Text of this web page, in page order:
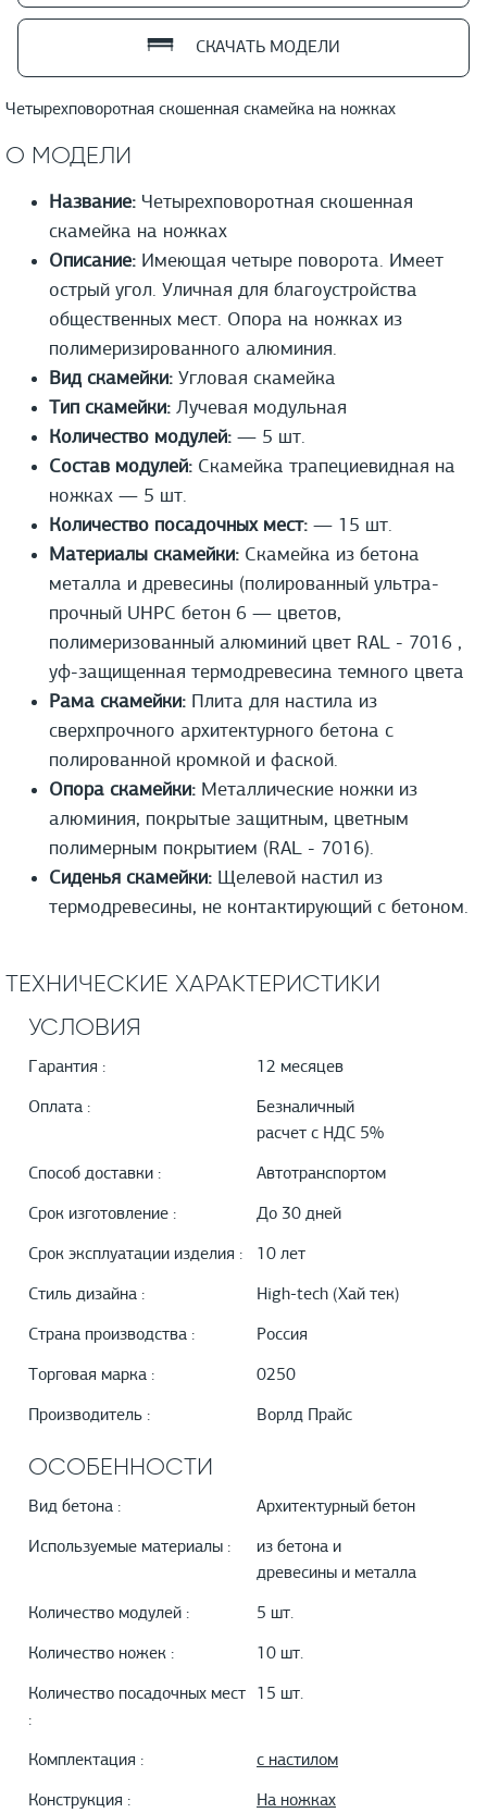
Четырехповоротная скошенная скамейка на ножках
СКАЧАТЬ МОДЕЛИ
О МОДЕЛИ
Название: Четырехповоротная скошенная
скамейка на ножках
Описание: Имеющая четыре поворота. Имеет
острый угол. Уличная для благоустройства
общественных мест. Опора на ножках из
полимеризированного алюминия.
Вид скамейки: Угловая скамейка
Тип скамейки: Лучевая модульная
Количество модулей: — 5 шт.
Состав модулей: Скамейка трапециевидная на
ножках — 5 шт.
Количество посадочных мест: — 15 шт.
Материалы скамейки: Скамейка из бетона
металла и древесины (полированный ультра-
прочный UHPС бетон 6 — цветов,
полимеризованный алюминий цвет RAL - 7016 ,
уф-защищенная термодревесина темного цвета
Рама скамейки: Плита для настила из
сверхпрочного архитектурного бетона с
полированной кромкой и фаской.
Опора скамейки: Металлические ножки из
алюминия, покрытые защитным, цветным
полимерным покрытием (RAL - 7016).
Сиденья скамейки: Щелевой настил из
термодревесины, не контактирующий с бетоном.
ТЕХНИЧЕСКИЕ ХАРАКТЕРИСТИКИ
УСЛОВИЯ
Гарантия : 12 месяцев
Оплата :
Безналичный
расчет с НДС 5%
Способ доставки : Автотранспортом
Срок изготовление : До 30 дней
Срок эксплуатации изделия : 10 лет
Стиль дизайна : High-tech (Хай тек)
Страна производства : Россия
Торговая марка : 0250
Производитель : Ворлд Прайс
ОСОБЕННОСТИ
Вид бетона : Архитектурный бетон
Используемые материалы :
из бетона и
древесины и металла
Количество модулей : 5 шт.
Количество ножек : 10 шт.
Количество посадочных мест
:
15 шт.
Комплектация : с настилом
Конструкция : На ножках